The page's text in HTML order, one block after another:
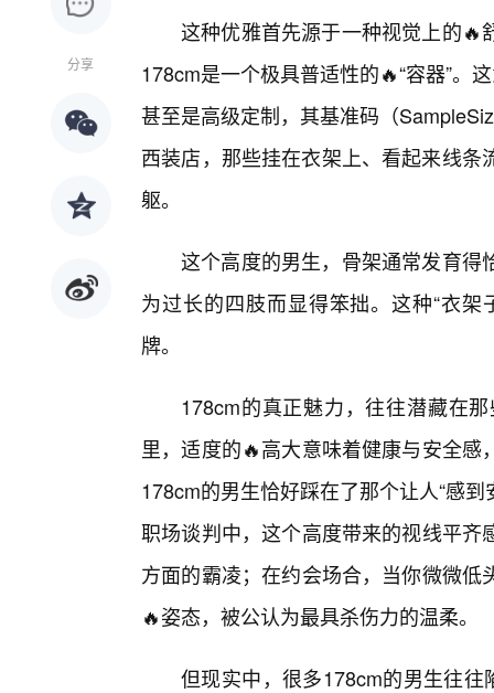
分享
这种优雅首先源于一种视觉上的🔥
178cm是一个极具普适性的🔥“容器”。
甚至是高级定制，其基准码（
西装店，那些挂在衣架上、看起来线
躯。
这个高度的男生，骨架通常发育
为过长的四肢而显得笨拙。这种“衣架
牌。
178cm的真正魅力，往往潜藏在
里，适度的🔥高大意味着健康与安全
178cm的男生恰好踩在了那个让人“感
职场谈判中，这个高度带来的视线平
方面的霸凌；在约会场合，当你微微
🔥姿态，被公认为最具杀伤力的温柔。
但现实中，很多178cm的男生往往